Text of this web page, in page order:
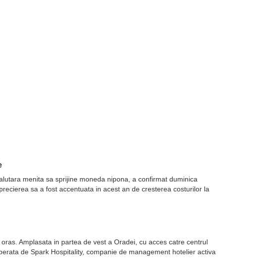
menita sa sprijine moneda nipona, a confirmat duminica
sa a fost accentuata in acest an de cresterea costurilor la
Amplasata in partea de vest a Oradei, cu acces catre centrul
de Spark Hospitality, companie de management hotelier activa